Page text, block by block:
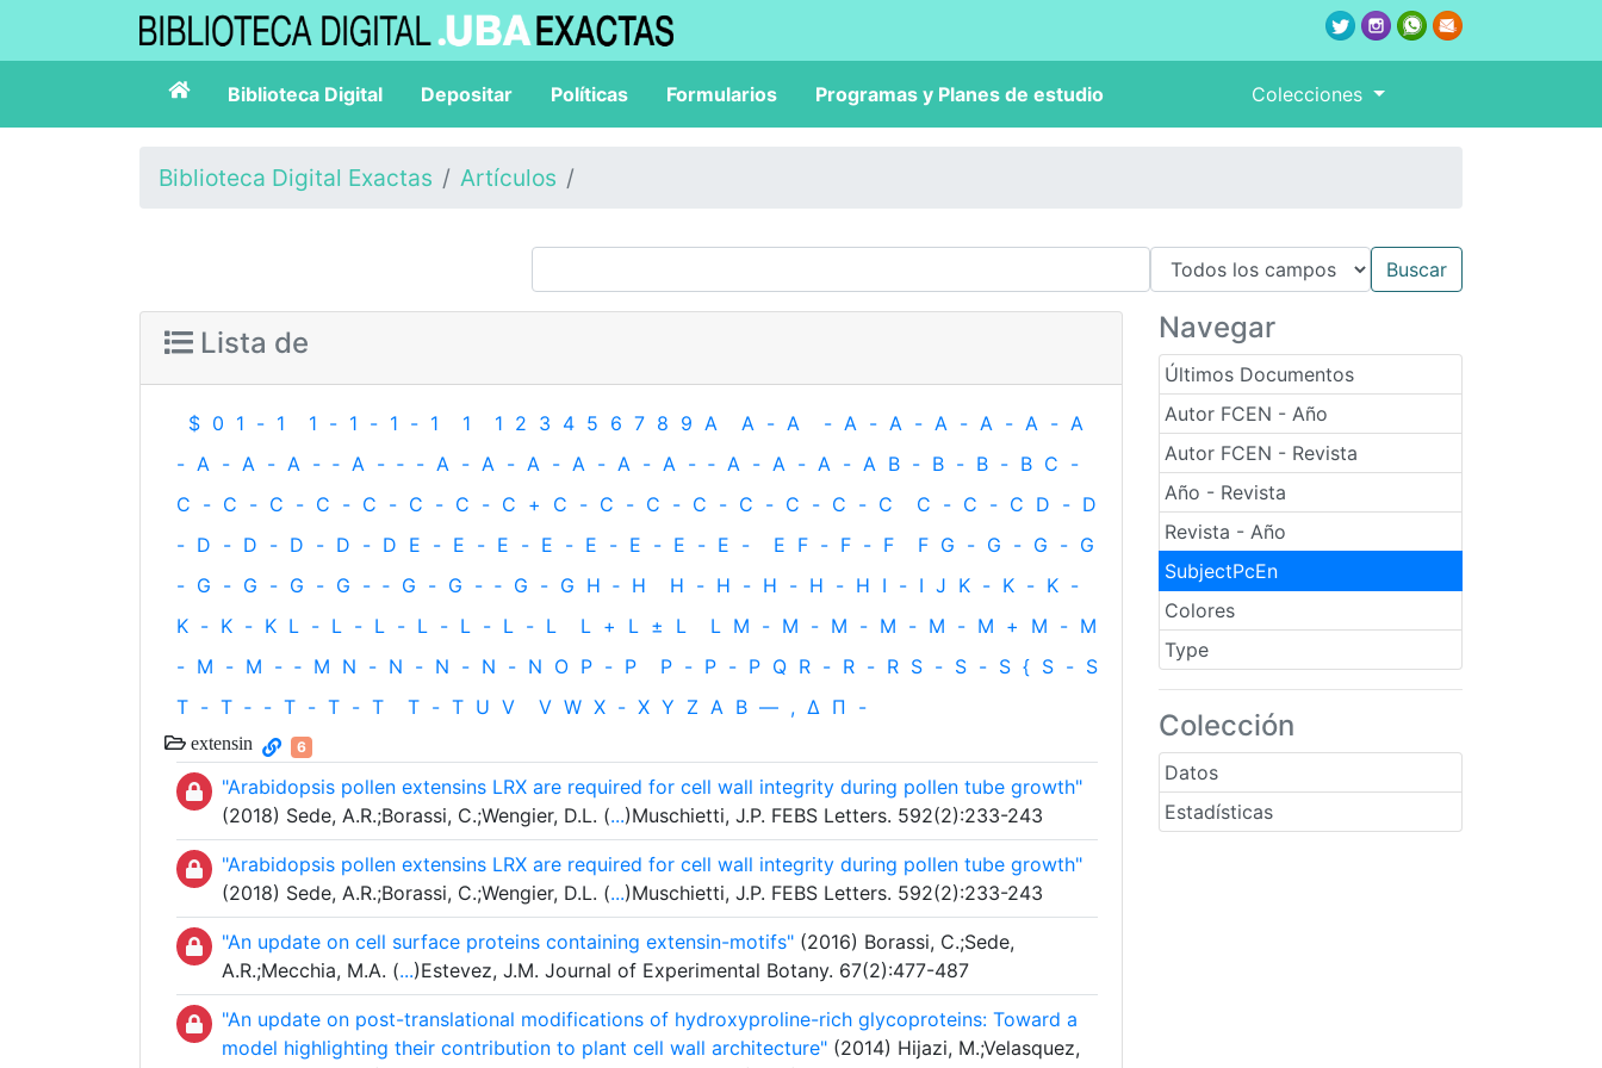
Biblioteca Digital Depositar Políticas Formularios Programas y Planes de estudio Colecciones
Biblioteca Digital Exactas Artículos
Navegar
Últimos Documentos
Autor FCEN - Año
Autor FCEN - Revista
Año - Revista
Revista - Año
SubjectPcEn
Colores
Type
Colección
Datos
Estadísticas
Lista de
$ 0 1 - 1 1 - 1 - 1 - 1 1 1 2 3 4 5 6 7 8 9 A A - A - A - A - A - A - A - A
- A - A - A - ‐ A - ‐ - A - A - A - A - A - A - ‐ A - A - A - A B - B - B - B C -
C - C - C - C - C - C - C - C + C - C - C - C - C - C - C - C C - C - C D - D
- D - D - D - D - D E - E - E - E - E - E - E - E - E F - F - F F G - G - G - G
- G - G - G - G - ‐ G - G - ‐ G - G H ‐ H H - H - H - H - H I - I J K - K - K -
K - K - K L - L - L - L - L - L - L L + L ± L L M - M - M - M - M - M + M - M
- M - M - ‐ M N - N - N - N - N O P - P P - P - P Q R - R - R S - S - S { S - S
T - T ‐ - T - T - T T - T U V V W X - X Y Z Α Β — , Δ Π -
extensin 6
"Arabidopsis pollen extensins LRX are required for cell wall integrity during pollen tube growth"
(2018) Sede, A.R.;Borassi, C.;Wengier, D.L. (...)Muschietti, J.P. FEBS Letters. 592(2):233-243
"Arabidopsis pollen extensins LRX are required for cell wall integrity during pollen tube growth"
(2018) Sede, A.R.;Borassi, C.;Wengier, D.L. (...)Muschietti, J.P. FEBS Letters. 592(2):233-243
"An update on cell surface proteins containing extensin-motifs" (2016) Borassi, C.;Sede,
A.R.;Mecchia, M.A. (...)Estevez, J.M. Journal of Experimental Botany. 67(2):477-487
"An update on post-translational modifications of hydroxyproline-rich glycoproteins: Toward a
model highlighting their contribution to plant cell wall architecture" (2014) Hijazi, M.;Velasquez,